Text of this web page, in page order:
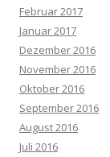
Februar 2017
Januar 2017
Dezember 2016
November 2016
Oktober 2016
September 2016
August 2016
Juli 2016